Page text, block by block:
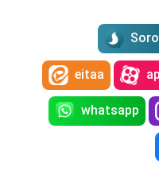
eitaa
whatsapp